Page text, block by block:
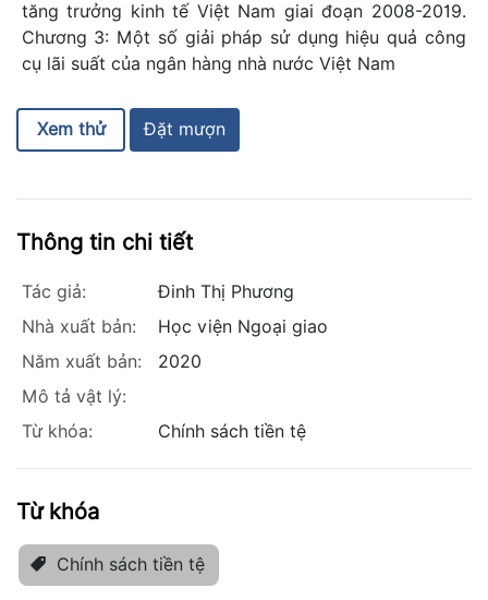
tăng trưởng kinh tế Việt Nam giai đoạn 2008-2019.
Chương 3: Một số giải pháp sử dụng hiệu quả công
cụ lãi suất của ngân hàng nhà nước Việt Nam
Xem thử
Thông tin chi tiết
Tác giả:
Đinh Thị Phương
Nhà xuất bản:
Học viện Ngoại giao
Năm xuất bản:
2020
Mô tả vật lý:
Từ khóa:
Chính sách tiền tệ
Từ khóa
Chính sách tiền tệ